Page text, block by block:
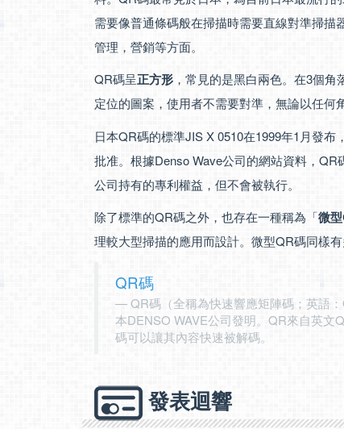
需要像普通條碼般在掃描時需要直線對準掃
管理，營銷等方面。
QR碼呈正方形 ，常見的是黑白兩色。在3個
定位的圖案，使用者不需要對準，無論以任何
日本QR碼的標準JIS X 0510在1999年1月發
批准。根據Denso Wave公司的網站資料，
公司持有的專利權益，但不會被執行。
除了標準的QR碼之外，也存在一種稱為「微
理較大型掃描的應用而設計。微型QR碼同樣
QR碼
QR碼（全稱為快速響應矩陣碼；英語
本DENSO WAVE公司發明。QR來自英文
碼可以讓其內容快速被解碼。
發表迴響